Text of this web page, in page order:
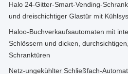
Halo 24-Gitter-Smart-Vending-
und dreischichtiger Glastür mit
Haloo-Buchverkaufsautomaten mit
Schlössern und dicken,
Schranktüren
Netz-ungekühlter Schließfach-